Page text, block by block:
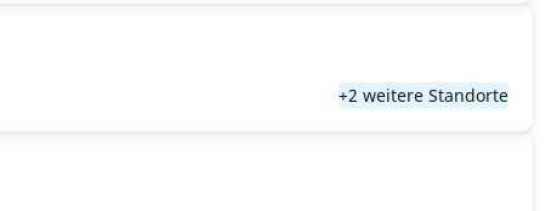
+2 weitere Standorte